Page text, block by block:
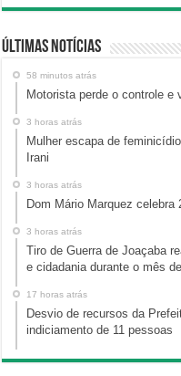
Últimas Notícias
58 minutos atrás
Motorista perde o controle
3 horas atrás
Mulher escapa de
Irani
3 horas atrás
Dom Mário Marquez celebra
3 horas atrás
Tiro de Guerra de Joaçaba
e cidadania durante o mês
17 horas atrás
Desvio de recursos da
indiciamento de 11 pessoas